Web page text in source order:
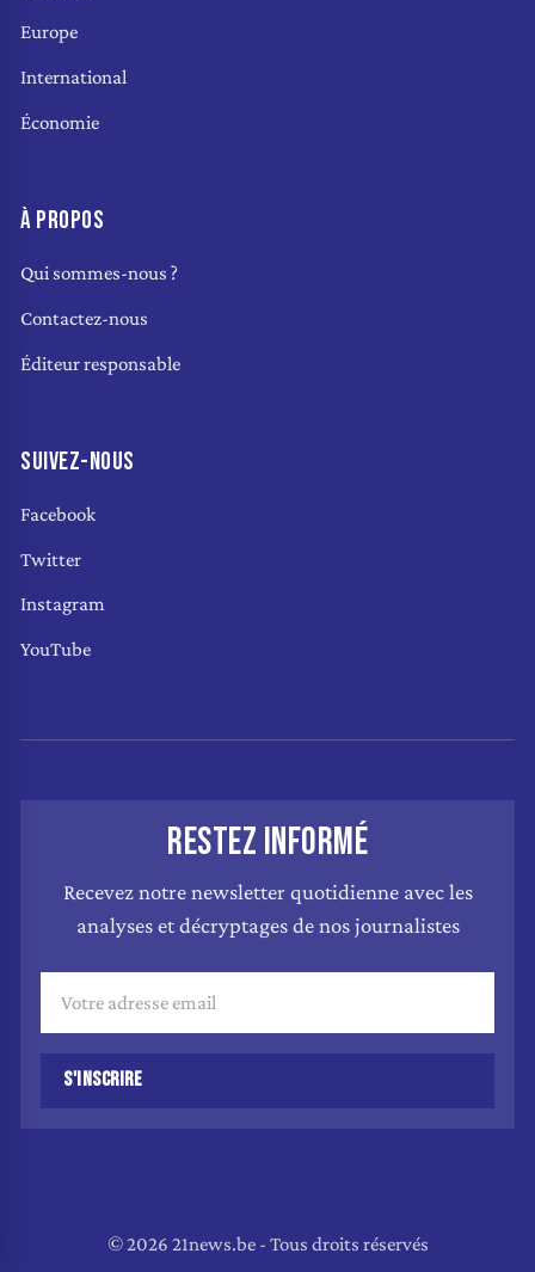
Europe
International
Économie
À PROPOS
Qui sommes-nous ?
Contactez-nous
Éditeur responsable
SUIVEZ-NOUS
Facebook
Twitter
Instagram
YouTube
RESTEZ INFORMÉ
Recevez notre newsletter quotidienne avec les
analyses et décryptages de nos journalistes
S'INSCRIRE
© 2026 21news.be - Tous droits réservés